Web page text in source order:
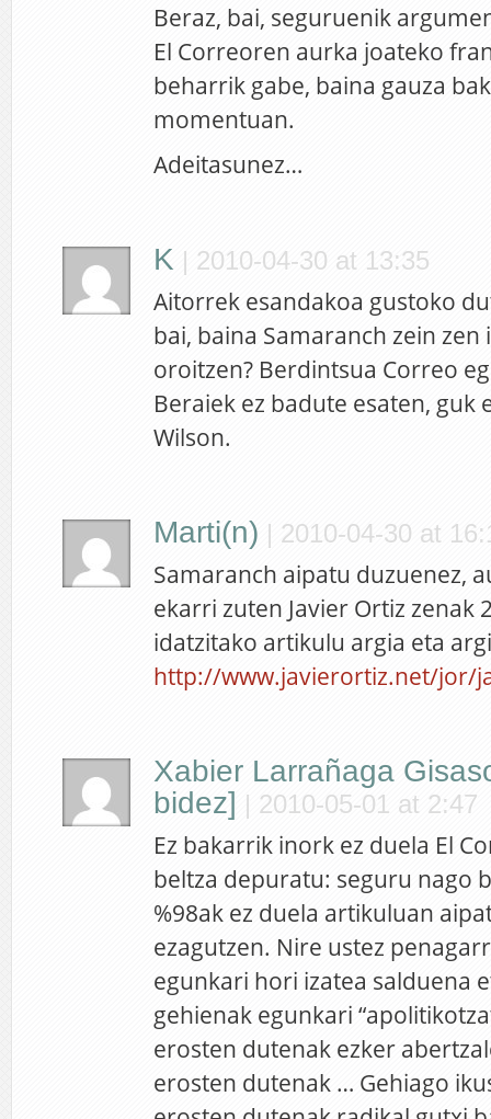
Beraz, bai, seguruenik
El Correoren aurka joateko
beharrik gabe, baina gauza
momentuan.
Adeitasunez…
K | 2010-04-30 at 13:35
Aitorrek esandakoa gustoko
bai, baina Samaranch zein
oroitzen? Berdintsua Correo
Beraiek ez badute esaten, guk
Wilson.
Marti(n) | 2010-04-30 at
Samaranch aipatu duzuenez,
ekarri zuten Javier Ortiz zenak
idatzitako artikulu argia eta
http://www.javierortiz.net/jor/
Xabier Larrañaga
bidez] | 2010-05-01 at 2:47
Ez bakarrik inork ez duela El
beltza depuratu: seguru nago
%98ak ez duela artikuluan
ezagutzen. Nire ustez
egunkari hori izatea salduena
gehienak egunkari
erosten dutenak ezker
erosten dutenak … Gehiago